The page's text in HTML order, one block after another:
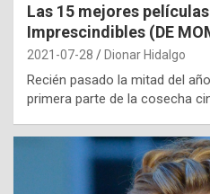
Las 15 mejores
Imprescindibles (DE
2021-07-28 Dionar Hidalgo
Recién pasado la mitad del
primera parte de la cosecha